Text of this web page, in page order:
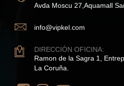
Avda Moscu 27,Aquamall
info@vipkel.com
DIRECCIÓN OFICINA:
Ramon de la Sagra 1,
La Coruña.